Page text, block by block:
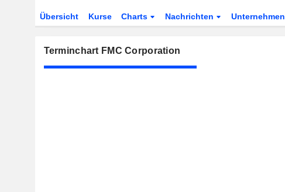
Übersicht Kurse Charts Nachrichten Unternehmen
Terminchart FMC Corporation